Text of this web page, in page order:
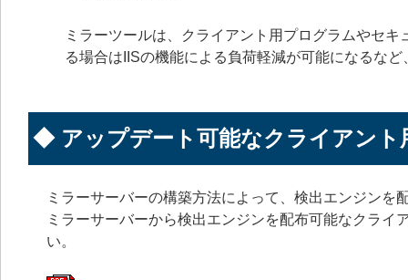
ミラーツールは、クライアント用プログラムやセ
る場合はIISの機能による負荷軽減が可能になるな
◆ アップデート可能なクライアント
ミラーサーバーの構築方法によって、検出エンジン
ミラーサーバーから検出エンジンを配布可能なクラ
い。